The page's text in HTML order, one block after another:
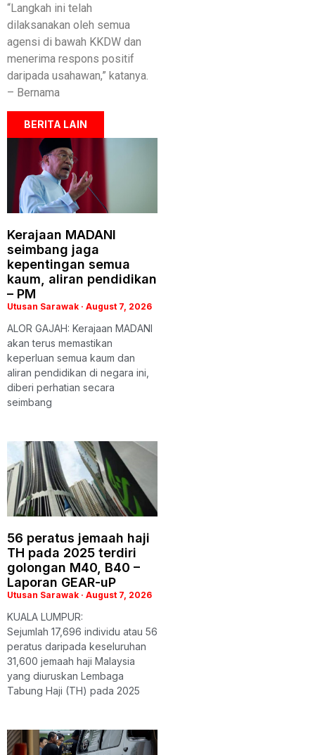
“Langkah ini telah
dilaksanakan oleh semua
agensi di bawah KKDW dan
menerima respons positif
daripada usahawan,” katanya.
– Bernama
BERITA LAIN
Kerajaan MADANI
seimbang jaga
kepentingan semua
kaum, aliran pendidikan
– PM
Utusan Sarawak August 7, 2026
ALOR GAJAH: Kerajaan MADANI
akan terus memastikan
keperluan semua kaum dan
aliran pendidikan di negara ini,
diberi perhatian secara
seimbang
56 peratus jemaah haji
TH pada 2025 terdiri
golongan M40, B40 –
Laporan GEAR-uP
Utusan Sarawak August 7, 2026
KUALA LUMPUR:
Sejumlah 17,696 individu atau 56
peratus daripada keseluruhan
31,600 jemaah haji Malaysia
yang diuruskan Lembaga
Tabung Haji (TH) pada 2025